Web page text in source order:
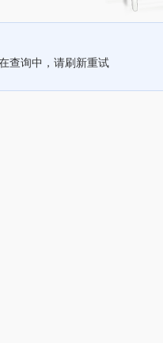
查询中，请刷新重试